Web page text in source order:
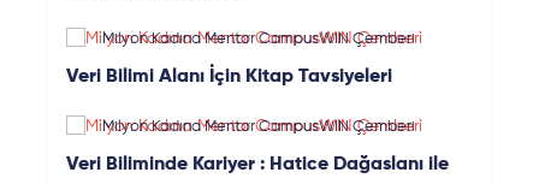
Milyon Kadına Mentor CampusWIN Çemberi
Veri Bilimi Alanı İçin Kitap Tavsiyeleri
Milyon Kadına Mentor CampusWIN Çemberi
Veri Biliminde Kariyer : Hatice Dağaslanı ile